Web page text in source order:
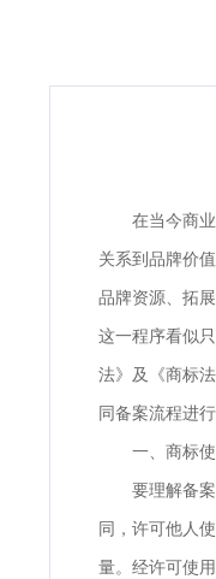
在当今商
关系到品牌价
品牌资源、拓
这一程序看似
法》及《商标
同备案流程进
一、商标
要理解备
同，许可他人
量。经许可使